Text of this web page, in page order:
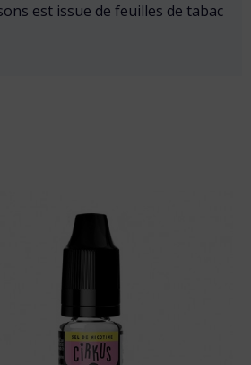
est issue de feuilles de tabac